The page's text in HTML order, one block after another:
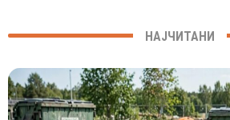
НАЈЧИТАНИ